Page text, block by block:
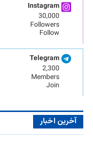
Instagram
30,000
Followers
Follow
Telegram
2,300
Members
Join
آخرین اخبار